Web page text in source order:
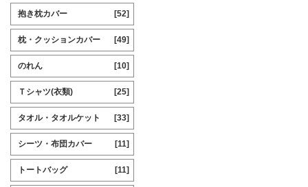
抱き枕カバー [52]
枕・クッションカバー [49]
のれん [10]
Ｔシャツ(衣類) [25]
タオル・タオルケット [33]
シーツ・布団カバー [11]
トートバッグ [11]